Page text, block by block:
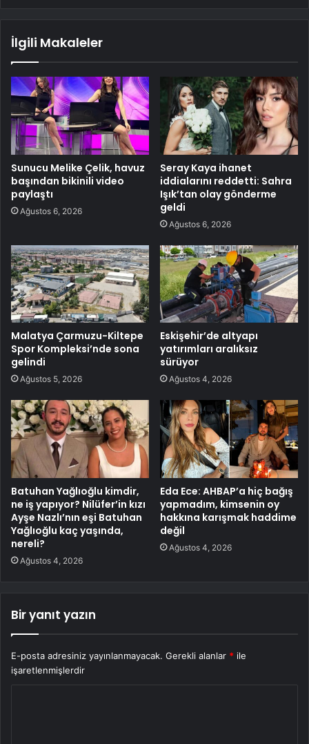
İlgili Makaleler
Sunucu Melike Çelik, havuz
başından bikinili video
paylaştı
Ağustos 6, 2026
Seray Kaya ihanet
iddialarını reddetti: Sahra
Işık’tan olay gönderme
geldi
Ağustos 6, 2026
Malatya Çarmuzu-Kiltepe
Spor Kompleksi’nde sona
gelindi
Ağustos 5, 2026
Eskişehir’de altyapı
yatırımları aralıksız
sürüyor
Ağustos 4, 2026
Batuhan Yağlıoğlu kimdir,
ne iş yapıyor? Nilüfer’in kızı
Ayşe Nazlı’nın eşi Batuhan
Yağlıoğlu kaç yaşında,
nereli?
Ağustos 4, 2026
Eda Ece: AHBAP’a hiç bağış
yapmadım, kimsenin oy
hakkına karışmak haddime
değil
Ağustos 4, 2026
Bir yanıt yazın
E-posta adresiniz yayınlanmayacak. Gerekli alanlar * ile
işaretlenmişlerdir